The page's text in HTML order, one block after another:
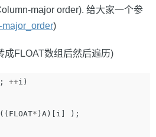
major order). 给大家一个参
major_order)
成FLOAT数组后然后遍历)
; ++i )
(( FLOAT* ) A )[ i
);